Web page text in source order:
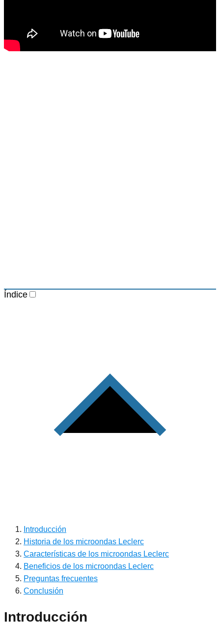
Índice
Introducción
Historia de los microondas Leclerc
Características de los microondas Leclerc
Beneficios de los microondas Leclerc
Preguntas frecuentes
Conclusión
Introducción